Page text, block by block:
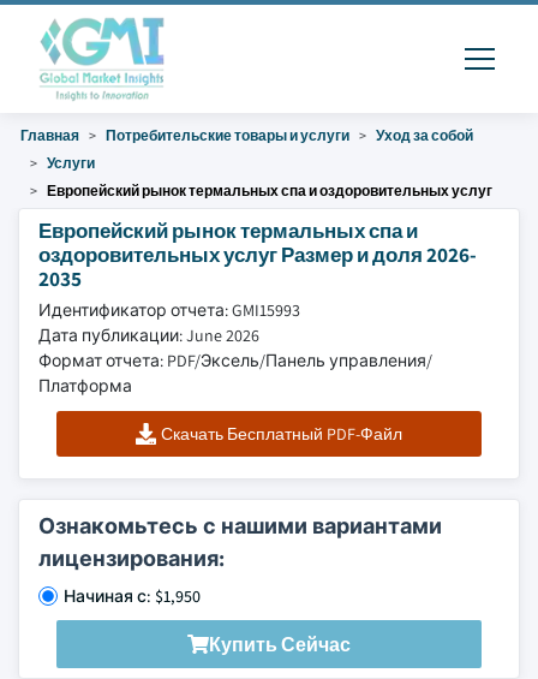
Главная Потребительские товары и услуги
Уход за собой
Услуги
Европейский рынок термальных спа и оздоровительных услуг
Европейский рынок термальных спа и
оздоровительных услуг Размер и доля 2026-
2035
Идентификатор отчета: GMI15993
Дата публикации: June 2026
Формат отчета: PDF/Эксель/Панель управления/
Платформа
Скачать Бесплатный PDF-Файл
Ознакомьтесь с нашими вариантами
лицензирования:
Начиная с: $1,950
Купить Сейчас